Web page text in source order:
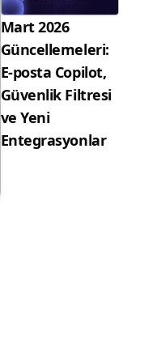
Mart 2026
Güncellemeleri:
E-posta Copilot,
Güvenlik Filtresi
ve Yeni
Entegrasyonlar